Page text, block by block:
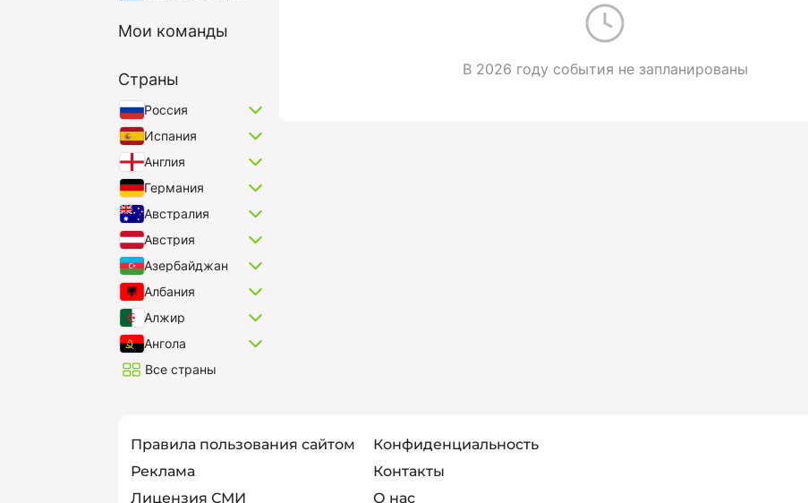
Мои команды
Страны
Россия
Испания
Англия
Германия
Австралия
Австрия
Азербайджан
Албания
Алжир
Ангола
Все страны
В 2026 году события не запланированы
Правила пользования сайтом
Конфиденциальность
Реклама
Контакты
Лицензия СМИ
О нас